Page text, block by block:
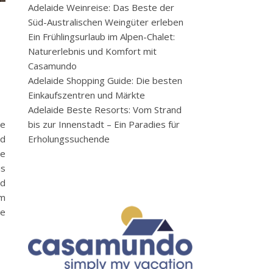
Adelaide Weinreise: Das Beste der
Süd-Australischen Weingüter erleben
Ein Frühlingsurlaub im Alpen-Chalet:
Naturerlebnis und Komfort mit
Casamundo
Adelaide Shopping Guide: Die besten
Einkaufszentren und Märkte
Adelaide Beste Resorts: Vom Strand
bis zur Innenstadt – Ein Paradies für
Erholungssuchende